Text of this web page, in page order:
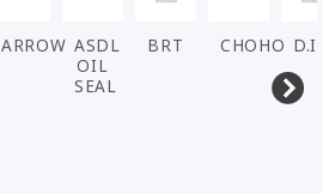
ARROW ASDL
OIL
SEAL
BRT CHOHO